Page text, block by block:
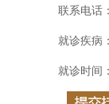
联系电话：
就诊疾病：
就诊时间：